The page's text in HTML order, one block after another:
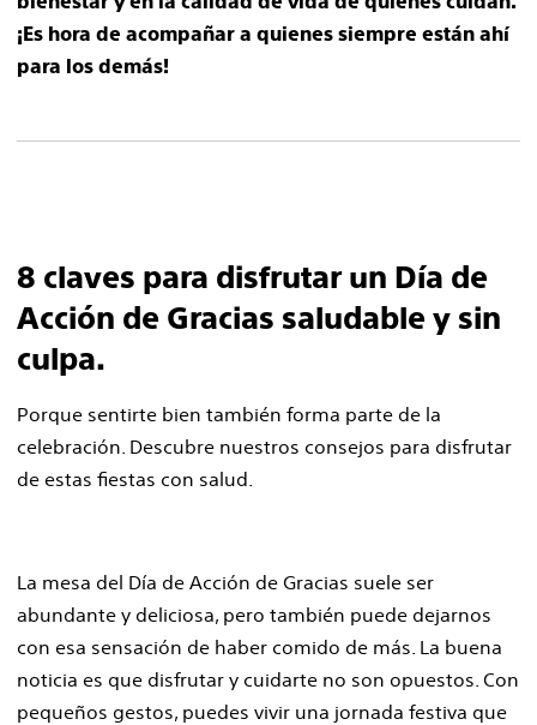
¡Es hora de acompañar a quienes siempre están ahí
para los demás!
8 claves para disfrutar un Día de
Acción de Gracias saludable y sin
culpa.
Porque sentirte bien también forma parte de la
celebración. Descubre nuestros consejos para disfrutar
de estas fiestas con salud.
La mesa del Día de Acción de Gracias suele ser
abundante y deliciosa, pero también puede dejarnos
con esa sensación de haber comido de más. La buena
noticia es que disfrutar y cuidarte no son opuestos. Con
pequeños gestos, puedes vivir una jornada festiva que